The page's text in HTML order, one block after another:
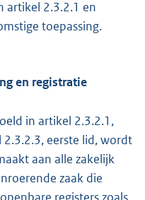
artikel 2.3.2.1 en
toepassing.
en registratie
in artikel 2.3.2.1,
eerste lid, wordt
aan alle zakelijk
zaak die